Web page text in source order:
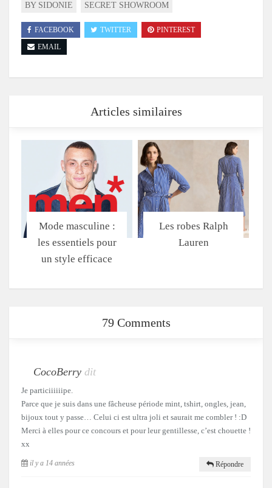
BY SIDONIE SECRET SHOWROOM
FACEBOOK TWITTER
PINTEREST
EMAIL
Articles similaires
Mode masculine :
les essentiels pour
un style efficace
Les robes Ralph
Lauren
79 Comments
CocoBerry dit
Je particiiiiiipe.
Parce que je suis dans une fâcheuse période mint, tshirt, ongles, jean,
bijoux tout y passe… Celui ci est ultra joli et saurait me combler ! :D
Merci à elles pour ce concours et pour leur gentillesse, c’est chouette !
xx
il y a 14 années Répondre